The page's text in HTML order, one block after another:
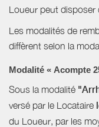
Loueur peut disposer
Les modalités de
diffèrent selon la
Modalité « Acompte
Sous la modalité
versé par le Locataire
du Loueur, par les